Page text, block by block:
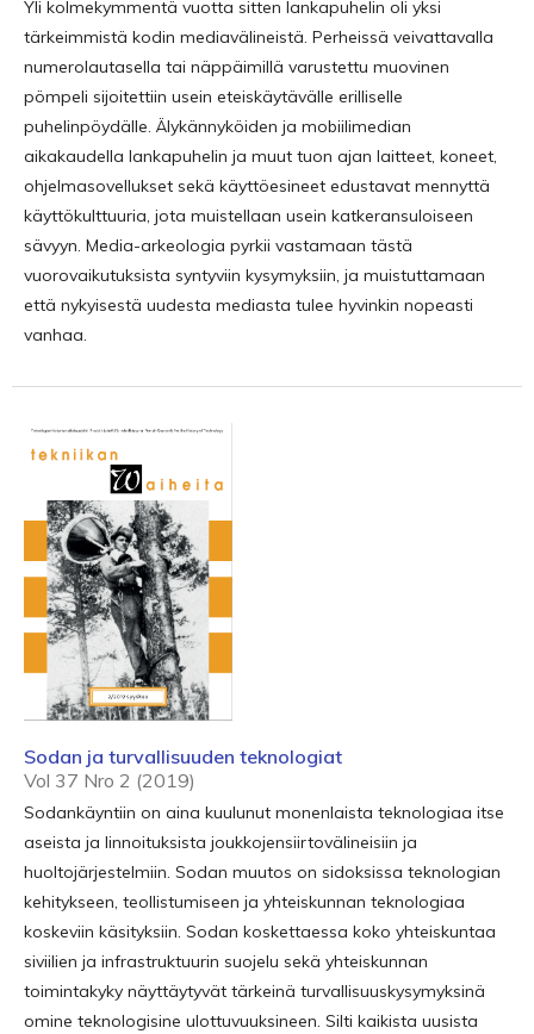
Yli kolmekymmentä vuotta sitten lankapuhelin oli yksi
tärkeimmistä kodin mediavälineistä. Perheissä veivattavalla
numerolautasella tai näppäimillä varustettu muovinen
pömpeli sijoitettiin usein eteiskäytävälle erilliselle
puhelinpöydälle. Älykännyköiden ja mobiilimedian
aikakaudella lankapuhelin ja muut tuon ajan laitteet, koneet,
ohjelmasovellukset sekä käyttöesineet edustavat mennyttä
käyttökulttuuria, jota muistellaan usein katkeransuloiseen
sävyyn. Media-arkeologia pyrkii vastamaan tästä
vuorovaikutuksista syntyviin kysymyksiin, ja muistuttamaan
että nykyisestä uudesta mediasta tulee hyvinkin nopeasti
vanhaa.
Sodan ja turvallisuuden teknologiat
Vol 37 Nro 2 (2019)
Sodankäyntiin on aina kuulunut monenlaista teknologiaa itse
aseista ja linnoituksista joukkojensiirtovälineisiin ja
huoltojärjestelmiin. Sodan muutos on sidoksissa teknologian
kehitykseen, teollistumiseen ja yhteiskunnan teknologiaa
koskeviin käsityksiin. Sodan koskettaessa koko yhteiskuntaa
siviilien ja infrastruktuurin suojelu sekä yhteiskunnan
toimintakyky näyttäytyvät tärkeinä turvallisuuskysymyksinä
omine teknologisine ulottuvuuksineen. Silti kaikista uusista